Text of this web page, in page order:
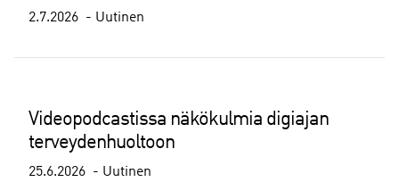
2.7.2026 Uutinen
Videopodcastissa näkökulmia digiajan
terveydenhuoltoon
25.6.2026 Uutinen